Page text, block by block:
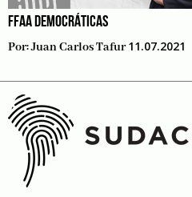
FFAA DEMOCRÁTICAS
Por:Juan Carlos Tafur 11.07.2021